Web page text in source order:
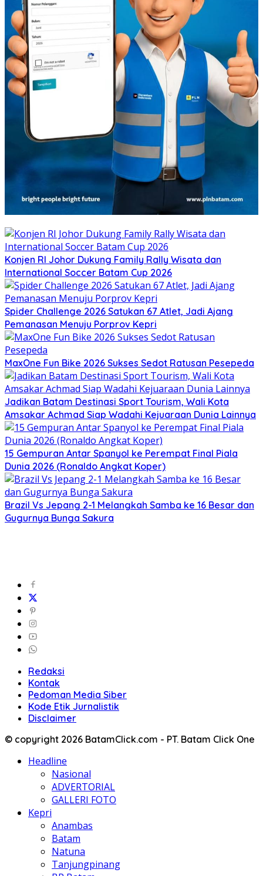
Konjen RI Johor Dukung Family Rally Wisata dan
International Soccer Batam Cup 2026
Spider Challenge 2026 Satukan 67 Atlet, Jadi Ajang
Pemanasan Menuju Porprov Kepri
MaxOne Fun Bike 2026 Sukses Sedot Ratusan Pesepeda
Jadikan Batam Destinasi Sport Tourism, Wali Kota
Amsakar Achmad Siap Wadahi Kejuaraan Dunia Lainnya
15 Gempuran Antar Spanyol ke Perempat Final Piala
Dunia 2026 (Ronaldo Angkat Koper)
Brazil Vs Jepang 2-1 Melangkah Samba ke 16 Besar dan
Gugurnya Bunga Sakura
Redaksi
Kontak
Pedoman Media Siber
Kode Etik Jurnalistik
Disclaimer
© copyright 2026 BatamClick.com - PT. Batam Click One
Headline
Nasional
ADVERTORIAL
GALLERI FOTO
Kepri
Anambas
Batam
Natuna
Tanjungpinang